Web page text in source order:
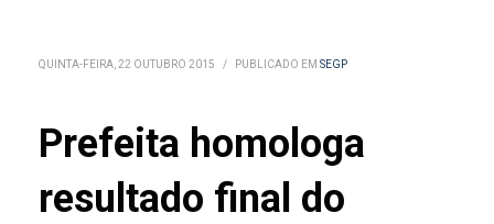
QUINTA-FEIRA, 22 OUTUBRO 2015 / PUBLICADO EM SEGP
Prefeita homologa
resultado final do